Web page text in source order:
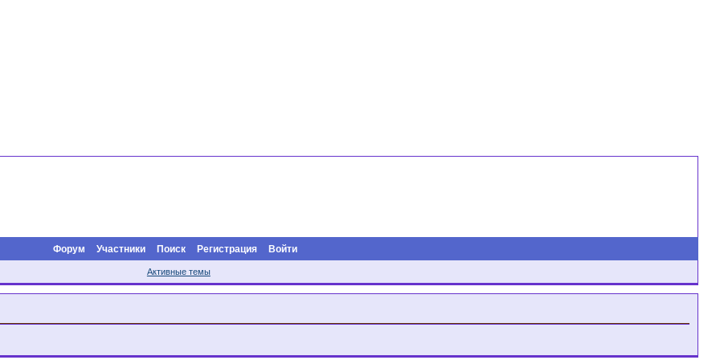
Форум Участники Поиск Регистрация Войти
Активные темы